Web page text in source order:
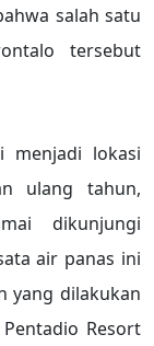
salah satu
tersebut
menjadi lokasi
ulang tahun,
dikunjungi
air panas ini
yang dilakukan
Resort